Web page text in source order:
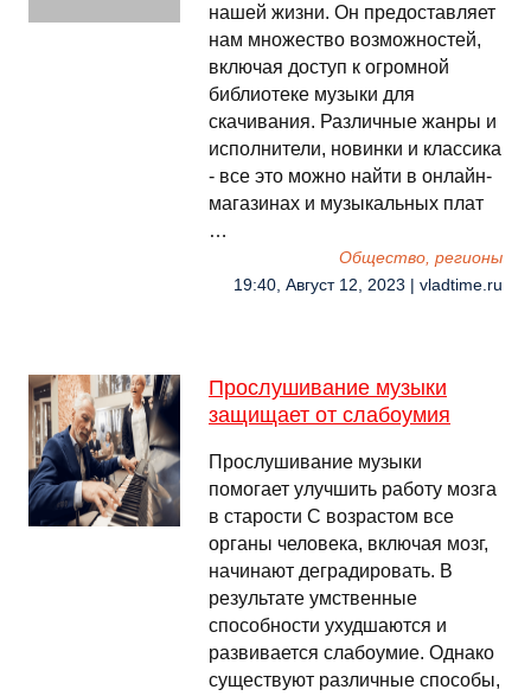
нашей жизни. Он предоставляет
нам множество возможностей,
включая доступ к огромной
библиотеке музыки для
скачивания. Различные жанры и
исполнители, новинки и классика
- все это можно найти в онлайн-
магазинах и музыкальных плат
…
Общество, регионы
19:40, Август 12, 2023 | vladtime.ru
Прослушивание музыки
защищает от слабоумия
Прослушивание музыки
помогает улучшить работу мозга
в старости С возрастом все
органы человека, включая мозг,
начинают деградировать. В
результате умственные
способности ухудшаются и
развивается слабоумие. Однако
существуют различные способы,